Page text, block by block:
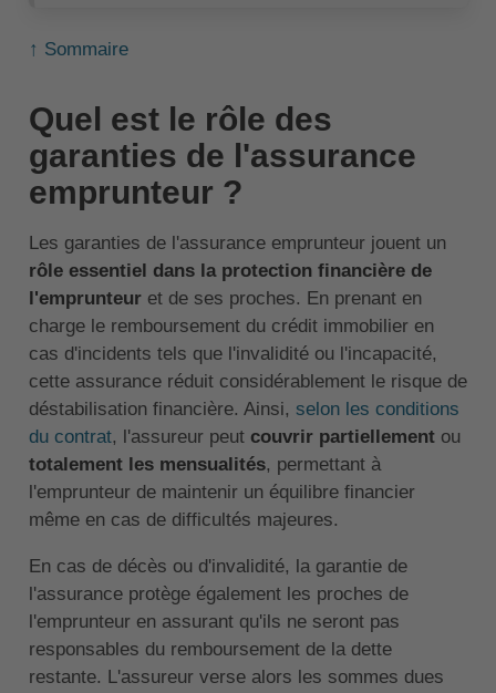
↑ Sommaire
Quel est le rôle des
garanties de l'assurance
emprunteur ?
Les garanties de l'assurance emprunteur jouent un
rôle essentiel dans la protection financière de
l'emprunteuret de ses proches. En prenant en
charge le remboursement du crédit immobilier en
cas d'incidents tels que l'invalidité ou l'incapacité,
cette assurance réduit considérablement le risque de
déstabilisation financière. Ainsi, selon les conditions
du contrat, l'assureur peut couvrir partiellementou
totalement les mensualités, permettant à
l'emprunteur de maintenir un équilibre financier
même en cas de difficultés majeures.
En cas de décès ou d'invalidité, la garantie de
l'assurance protège également les proches de
l'emprunteur en assurant qu'ils ne seront pas
responsables du remboursement de la dette
restante. L'assureur verse alors les sommes dues